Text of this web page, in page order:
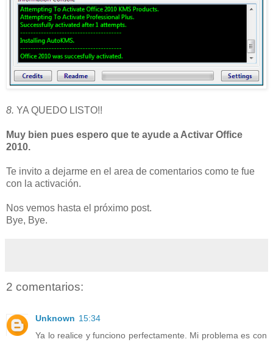
8. YA QUEDO LISTO!!
Muy bien pues espero que te ayude a Activar Office
2010.
Te invito a dejarme en el area de comentarios como te fue
con la activación.
Nos vemos hasta el próximo post.
Bye, Bye.
2 comentarios:
Unknown 15:34
Ya lo realice y funciono perfectamente. Mi problema es con